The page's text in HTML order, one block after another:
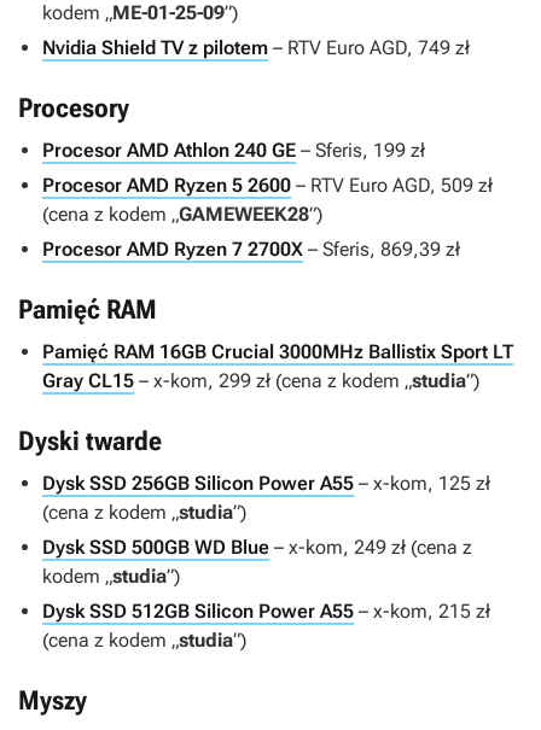
kodem „ME-01-25-09”)
Nvidia Shield TV z pilotem – RTV Euro AGD, 749 zł
Procesory
Procesor AMD Athlon 240 GE – Sferis, 199 zł
Procesor AMD Ryzen 5 2600 – RTV Euro AGD, 509 zł
(cena z kodem „GAMEWEEK28”)
Procesor AMD Ryzen 7 2700X – Sferis, 869,39 zł
Pamięć RAM
Pamięć RAM 16GB Crucial 3000MHz Ballistix Sport LT
Gray CL15 – x-kom, 299 zł (cena z kodem „studia”)
Dyski twarde
Dysk SSD 256GB Silicon Power A55 – x-kom, 125 zł
(cena z kodem „studia”)
Dysk SSD 500GB WD Blue – x-kom, 249 zł (cena z
kodem „studia”)
Dysk SSD 512GB Silicon Power A55 – x-kom, 215 zł
(cena z kodem „studia”)
Myszy